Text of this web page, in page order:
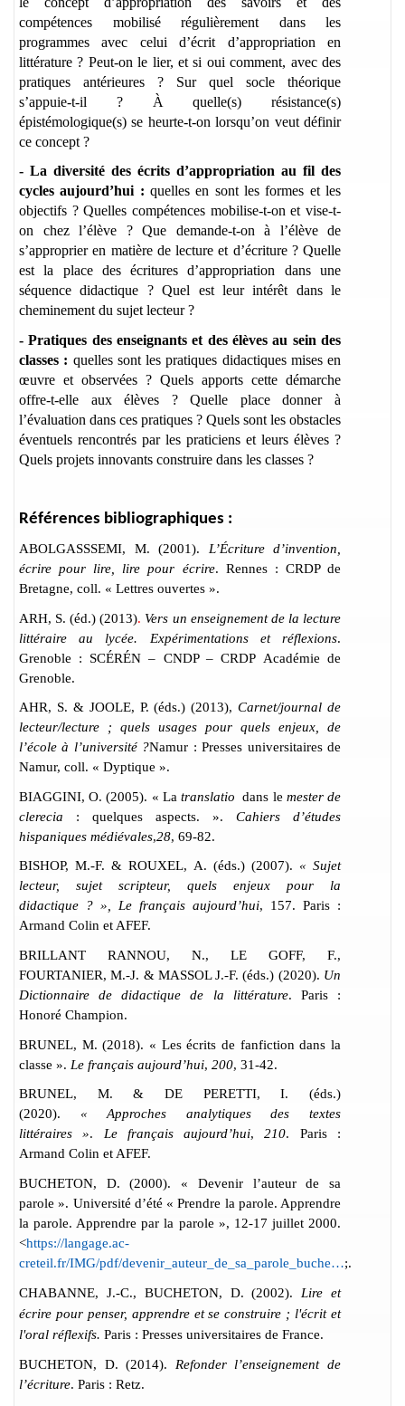
compétences mobilisé régulièrement dans les
programmes avec celui d’écrit d’appropriation en
littérature ? Peut-on le lier, et si oui comment, avec des
pratiques antérieures ? Sur quel socle théorique
s’appuie-t-il ? À quelle(s) résistance(s)
épistémologique(s) se heurte-t-on lorsqu’on veut définir
ce concept ?
- La diversité des écrits d’appropriation au fil des
cycles aujourd’hui : quelles en sont les formes et les
objectifs ? Quelles compétences mobilise-t-on et vise-t-
on chez l’élève ? Que demande-t-on à l’élève de
s’approprier en matière de lecture et d’écriture ? Quelle
est la place des écritures d’appropriation dans une
séquence didactique ? Quel est leur intérêt dans le
cheminement du sujet lecteur ?
- Pratiques des enseignants et des élèves au sein des
classes : quelles sont les pratiques didactiques mises en
œuvre et observées ? Quels apports cette démarche
offre-t-elle aux élèves ? Quelle place donner à
l’évaluation dans ces pratiques ? Quels sont les obstacles
éventuels rencontrés par les praticiens et leurs élèves ?
Quels projets innovants construire dans les classes ?
Références bibliographiques :
ABOLGASSSEMI, M. (2001). L’Écriture d’invention,
écrire pour lire, lire pour écrire. Rennes : CRDP de
Bretagne, coll. « Lettres ouvertes ».
ARH, S. (éd.) (2013). Vers un enseignement de la lecture
littéraire au lycée. Expérimentations et réflexions.
Grenoble : SCÉRÉN – CNDP – CRDP Académie de
Grenoble.
AHR, S. & JOOLE, P. (éds.) (2013),Carnet/journal de
lecteur/lecture ; quels usages pour quels enjeux, de
l’école à l’université ?Namur : Presses universitaires de
Namur, coll. « Dyptique ».
BIAGGINI, O. (2005). « La translatiodans le mester de
clerecia : quelques aspects. ». Cahiers d’études
hispaniques médiévales,28, 69-82.
BISHOP, M.-F. & ROUXEL, A. (éds.) (2007). « Sujet
lecteur, sujet scripteur, quels enjeux pour la
didactique ? », Le français aujourd’hui, 157. Paris :
Armand Colin et AFEF.
BRILLANT RANNOU, N., LE GOFF, F.,
FOURTANIER, M.-J. & MASSOL J.-F. (éds.) (2020). Un
Dictionnaire de didactique de la littérature. Paris :
Honoré Champion.
BRUNEL, M. (2018). « Les écrits de fanfiction dans la
classe ». Le français aujourd’hui, 200, 31-42.
BRUNEL, M. & DE PERETTI, I. (éds.)
(2020). « Approches analytiques des textes
littéraires ». Le français aujourd’hui,210. Paris :
Armand Colin et AFEF.
BUCHETON, D. (2000). « Devenir l’auteur de sa
parole ». Université d’été « Prendre la parole. Apprendre
la parole. Apprendre par la parole », 12-17 juillet 2000.
<https://langage.ac-
creteil.fr/IMG/pdf/devenir_auteur_de_sa_parole_buche…;.
CHABANNE, J.-C., BUCHETON, D. (2002). Lire et
écrire pour penser, apprendre et se construire ; l'écrit et
l'oral réflexifs. Paris : Presses universitaires de France.
BUCHETON, D. (2014). Refonder l’enseignement de
l’écriture. Paris : Retz.